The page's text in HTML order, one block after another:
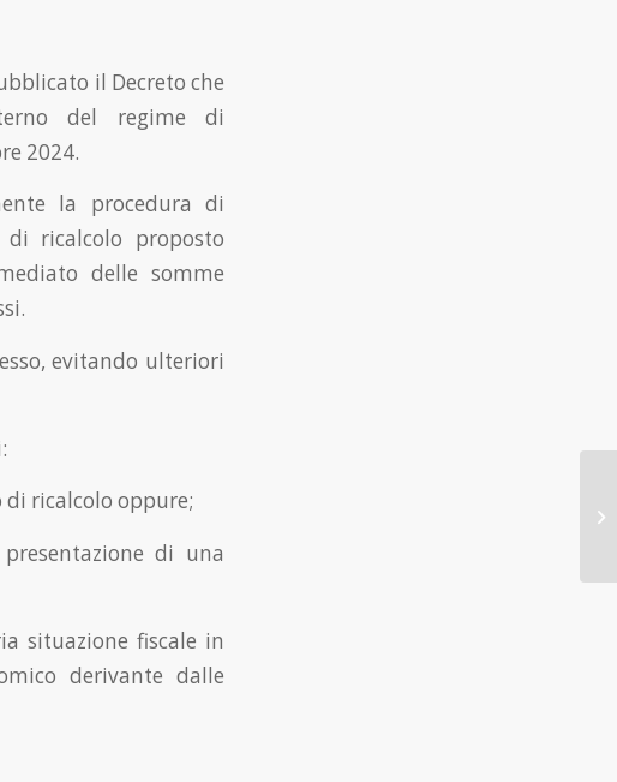
il Decreto che
del regime di
2024.
la procedura di
di ricalcolo proposto
delle somme
evitando ulteriori
ricalcolo oppure;
di una
situazione fiscale in
derivante dalle